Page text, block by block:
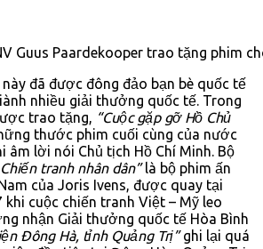
Guus Paardekooper trao tặng phim
đã được đông đảo bạn bè quốc tế
nhiều giải thưởng quốc tế. Trong
trao tặng, “Cuộc gặp gỡ Hồ Chủ
thước phim cuối cùng của nước
âm lời nói Chủ tịch Hồ Chí Minh. Bộ
tranh nhân dân”là bộ phim ấn
của Joris Ivens, được quay tại
khi cuộc chiến tranh Việt – Mỹ leo
nhận Giải thưởng quốc tế Hòa Bình
Đông Hà, tỉnh Quảng Trị”ghi lại quá